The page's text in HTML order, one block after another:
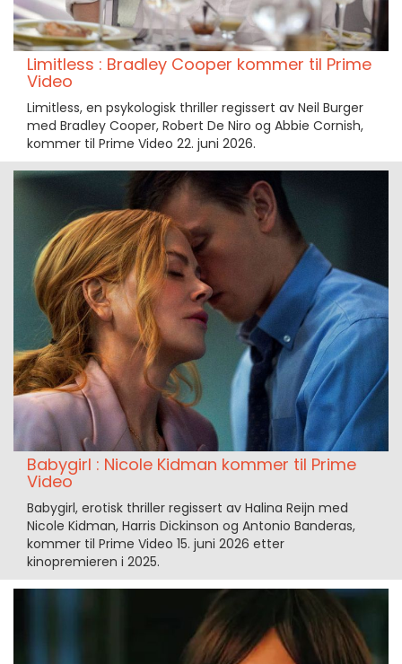
Limitless : Bradley Cooper kommer til Prime
Video
Limitless, en psykologisk thriller regissert av Neil Burger
med Bradley Cooper, Robert De Niro og Abbie Cornish,
kommer til Prime Video 22. juni 2026.
Babygirl : Nicole Kidman kommer til Prime
Video
Babygirl, erotisk thriller regissert av Halina Reijn med
Nicole Kidman, Harris Dickinson og Antonio Banderas,
kommer til Prime Video 15. juni 2026 etter
kinopremieren i 2025.